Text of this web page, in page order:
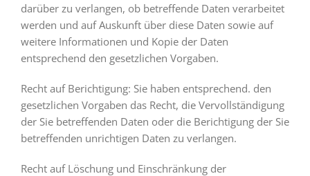
darüber zu verlangen, ob betreffende Daten verarbeitet
werden und auf Auskunft über diese Daten sowie auf
weitere Informationen und Kopie der Daten
entsprechend den gesetzlichen Vorgaben.
Recht auf Berichtigung: Sie haben entsprechend. den
gesetzlichen Vorgaben das Recht, die Vervollständigung
der Sie betreffenden Daten oder die Berichtigung der Sie
betreffenden unrichtigen Daten zu verlangen.
Recht auf Löschung und Einschränkung der